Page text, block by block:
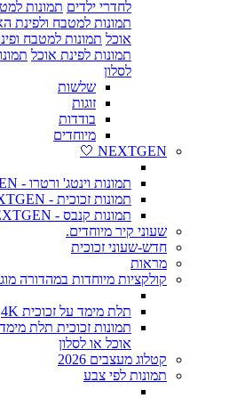
לחדרי ילדים תמונות
תמונות למטבח ולפינת
אוכל תמונות למטבח
תמונות לפינת אוכל
לסלון
שלשות
זוגות
בודדות
מיוחדים
NEXTGEN 🤍
תמונות וינטג' ורטרו - NEXTGEN
תמונות זכוכית - NEXTGEN
תמונות קנבס - NEXTGEN
שעוני קיר מיוחדים.
חדש-שעוני זכוכית
מראות
קולקציות מיוחדות במהדורה
תלת מימד על זכוכית 4K
תמונות זכוכית תלת
אוכל או לסלון
קטלוג מעצבים 2026
תמונות לפי צבע